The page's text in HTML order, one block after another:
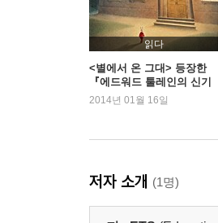
읽다
<별에서 온 그대> 등장한
『에드워드 툴레인의 신기
한 여행』 단숨에 1위
2014년 01월 16일
저자 소개 (1명)